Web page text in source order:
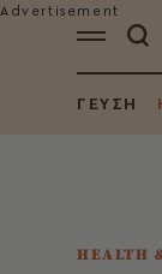
ΓΕΥΣΗ
HEALTH